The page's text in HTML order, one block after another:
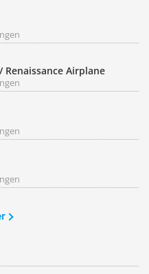
Renaissance Airplane